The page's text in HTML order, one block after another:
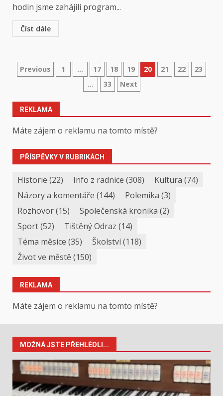
hodin jsme zahájili program...
Číst dále
Stránkování
Previous 1 … 17 18 19 20 21 22
23
…
33 Next
REKLAMA
Máte zájem o reklamu na tomto místě?
PŘÍSPĚVKY V RUBRIKÁCH
Historie (22) Info z radnice (308) Kultura (74)
Názory a komentáře (144) Polemika (3)
Rozhovor(15) Společenská kronika (2)
Sport(52) Tištěný Odraz (14)
Téma měsíce (35) Školství(118)
Život ve městě(150)
REKLAMA
Máte zájem o reklamu na tomto místě?
MOŽNÁ JSTE PŘEHLÉDLI...